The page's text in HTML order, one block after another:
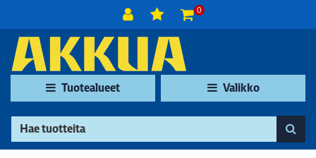
0
Tuotealueet Valikko